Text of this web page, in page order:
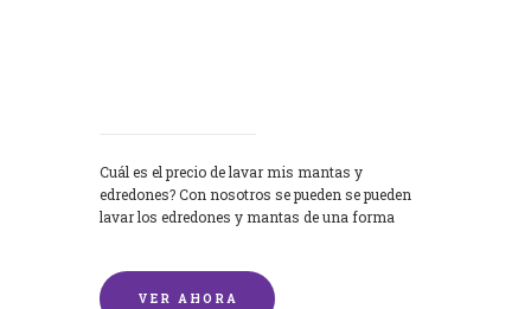
Cuál es el precio de lavar mis mantas y
edredones? Con nosotros se pueden se pueden
lavar los edredones y mantas de una forma
VER AHORA